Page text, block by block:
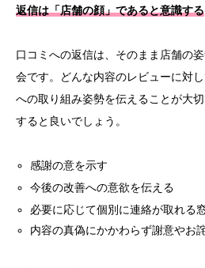
返信は「店舗の顔」であると意識する
口コミへの返信は、そのまま店舗の
会です。どんな内容のレビューに対
への取り組み姿勢を伝えることが大
すると良いでしょう。
感謝の意を示す
今後の改善への意欲を伝える
必要に応じて個別に連絡が取れる
内容の真偽にかかわらず謝意やお